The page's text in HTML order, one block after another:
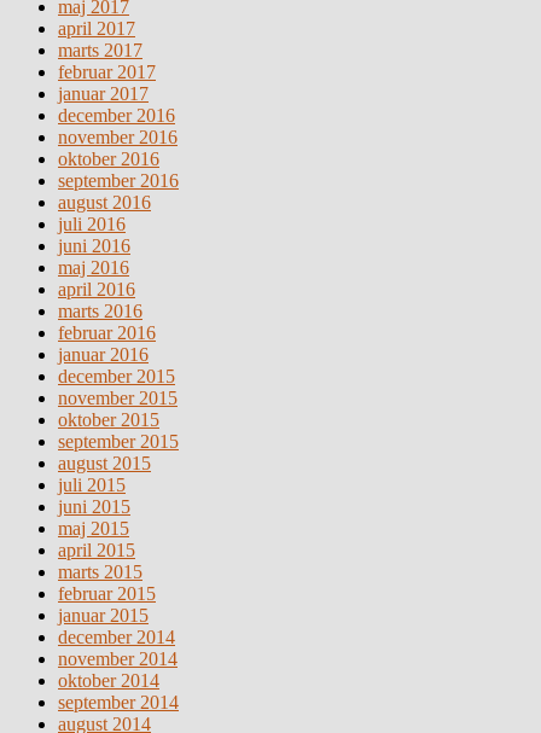
maj 2017
april 2017
marts 2017
februar 2017
januar 2017
december 2016
november 2016
oktober 2016
september 2016
august 2016
juli 2016
juni 2016
maj 2016
april 2016
marts 2016
februar 2016
januar 2016
december 2015
november 2015
oktober 2015
september 2015
august 2015
juli 2015
juni 2015
maj 2015
april 2015
marts 2015
februar 2015
januar 2015
december 2014
november 2014
oktober 2014
september 2014
august 2014